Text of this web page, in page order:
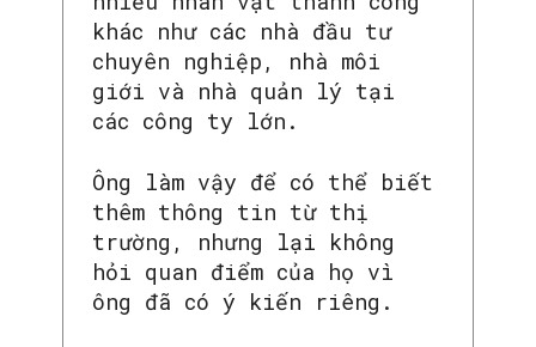
khác như các nhà đầu tư
chuyên nghiệp, nhà môi
giới và nhà quản lý tại
các công ty lớn.
Ông làm vậy để có thể biết
thêm thông tin từ thị
trường, nhưng lại không
hỏi quan điểm của họ vì
ông đã có ý kiến riêng.